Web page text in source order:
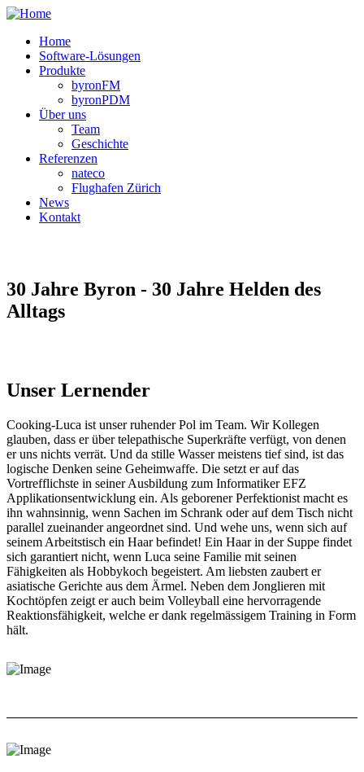
Home
Software-Lösungen
Produkte
byronFM
byronPDM
Über uns
Team
Geschichte
Referenzen
nateco
Flughafen Zürich
News
Kontakt
30 Jahre Byron - 30 Jahre Helden des
Alltags
Unser Lernender
Cooking-Luca ist unser ruhender Pol im Team. Wir Kollegen
glauben, dass er über telepathische Superkräfte verfügt, von denen
er uns nichts verrät. Und da stille Wasser meistens tief sind, ist das
logische Denken seine Geheimwaffe. Die setzt er auf das
Vortrefflichste in seiner Ausbildung zum Informatiker EFZ
Applikationsentwicklung ein. Als geborener Perfektionist macht es
ihn wahnsinnig, wenn Sachen im Schrank oder auf dem Tisch nicht
parallel zueinander angeordnet sind. Und wehe uns, wenn sich auf
seinem Arbeitstisch ein Haar befindet! Ein Haar in der Suppe findet
sich garantiert nicht, wenn Luca seine Familie mit seinen
Fähigkeiten als Hobbykoch begeistert. Am liebsten zaubert er
asiatische Gerichte aus dem Ärmel. Neben dem Jonglieren mit
Kochtöpfen zeigt er auch beim Volleyball eine hervorragende
Reaktionsfähigkeit, welche er dank regelmässigem Training in Form
hält.